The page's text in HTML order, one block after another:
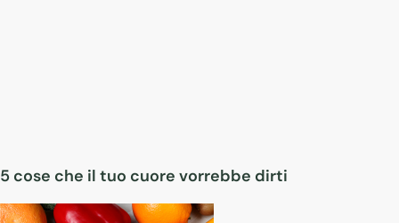
5 cose che il tuo cuore vorrebbe dirti